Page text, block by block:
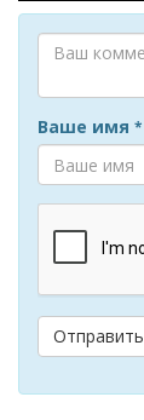
Ваше имя *
Отправить